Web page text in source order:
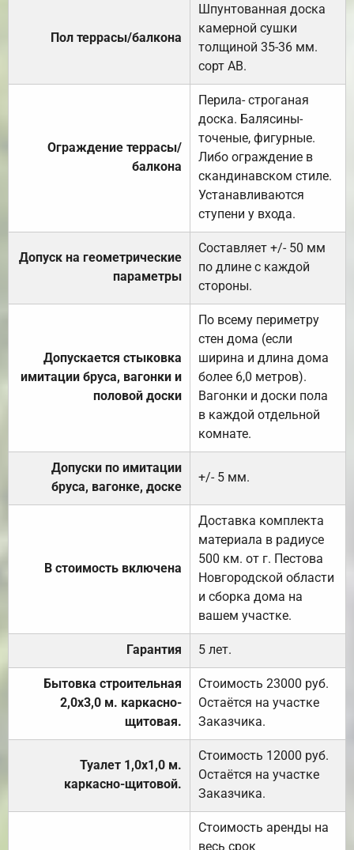
Пол террасы/балкона
Шпунтованная доска
камерной сушки
толщиной 35-36 мм.
сорт АВ.
Ограждение террасы/
балкона
Перила- строганая
доска. Балясины-
точеные, фигурные.
Либо ограждение в
скандинавском стиле.
Устанавливаются
ступени у входа.
Допуск на геометрические
параметры
Составляет +/- 50 мм
по длине с каждой
стороны.
Допускается стыковка
имитации бруса, вагонки и
половой доски
По всему периметру
стен дома (если
ширина и длина дома
более 6,0 метров).
Вагонки и доски пола
в каждой отдельной
комнате.
Допуски по имитации
бруса, вагонке, доске
+/- 5 мм.
В стоимость включена
Доставка комплекта
материала в радиусе
500 км. от г. Пестова
Новгородской области
и сборка дома на
вашем участке.
Гарантия 5 лет.
Бытовка строительная
2,0х3,0 м. каркасно-
щитовая.
Стоимость 23000 руб.
Остаётся на участке
Заказчика.
Туалет 1,0х1,0 м.
каркасно-щитовой.
Стоимость 12000 руб.
Остаётся на участке
Заказчика.
Стоимость аренды на
весь срок